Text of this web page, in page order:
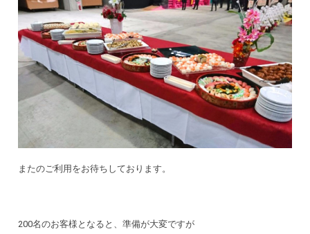
またのご利用をお待ちしております。
200名のお客様となると、準備が大変ですが